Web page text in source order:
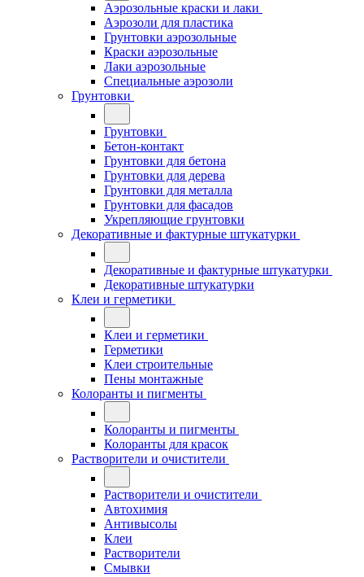
Аэрозольные краски и лаки
Аэрозоли для пластика
Грунтовки аэрозольные
Краски аэрозольные
Лаки аэрозольные
Специальные аэрозоли
Грунтовки
Грунтовки
Бетон-контакт
Грунтовки для бетона
Грунтовки для дерева
Грунтовки для металла
Грунтовки для фасадов
Укрепляющие грунтовки
Декоративные и фактурные штукатурки
Декоративные и фактурные штукатурки
Декоративные штукатурки
Клеи и герметики
Клеи и герметики
Герметики
Клеи строительные
Пены монтажные
Колоранты и пигменты
Колоранты и пигменты
Колоранты для красок
Растворители и очистители
Растворители и очистители
Автохимия
Антивысолы
Клеи
Растворители
Смывки